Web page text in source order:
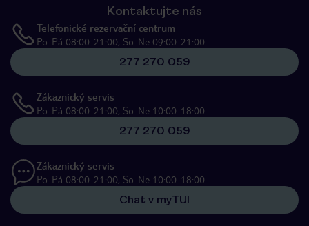
Kontaktujte nás
Telefonické rezervační centrum
Po-Pá 08:00-21:00, So-Ne 09:00-21:00
277 270 059
Zákaznický servis
Po-Pá 08:00-21:00, So-Ne 10:00-18:00
277 270 059
Zákaznický servis
Po-Pá 08:00-21:00, So-Ne 10:00-18:00
Chat v myTUI